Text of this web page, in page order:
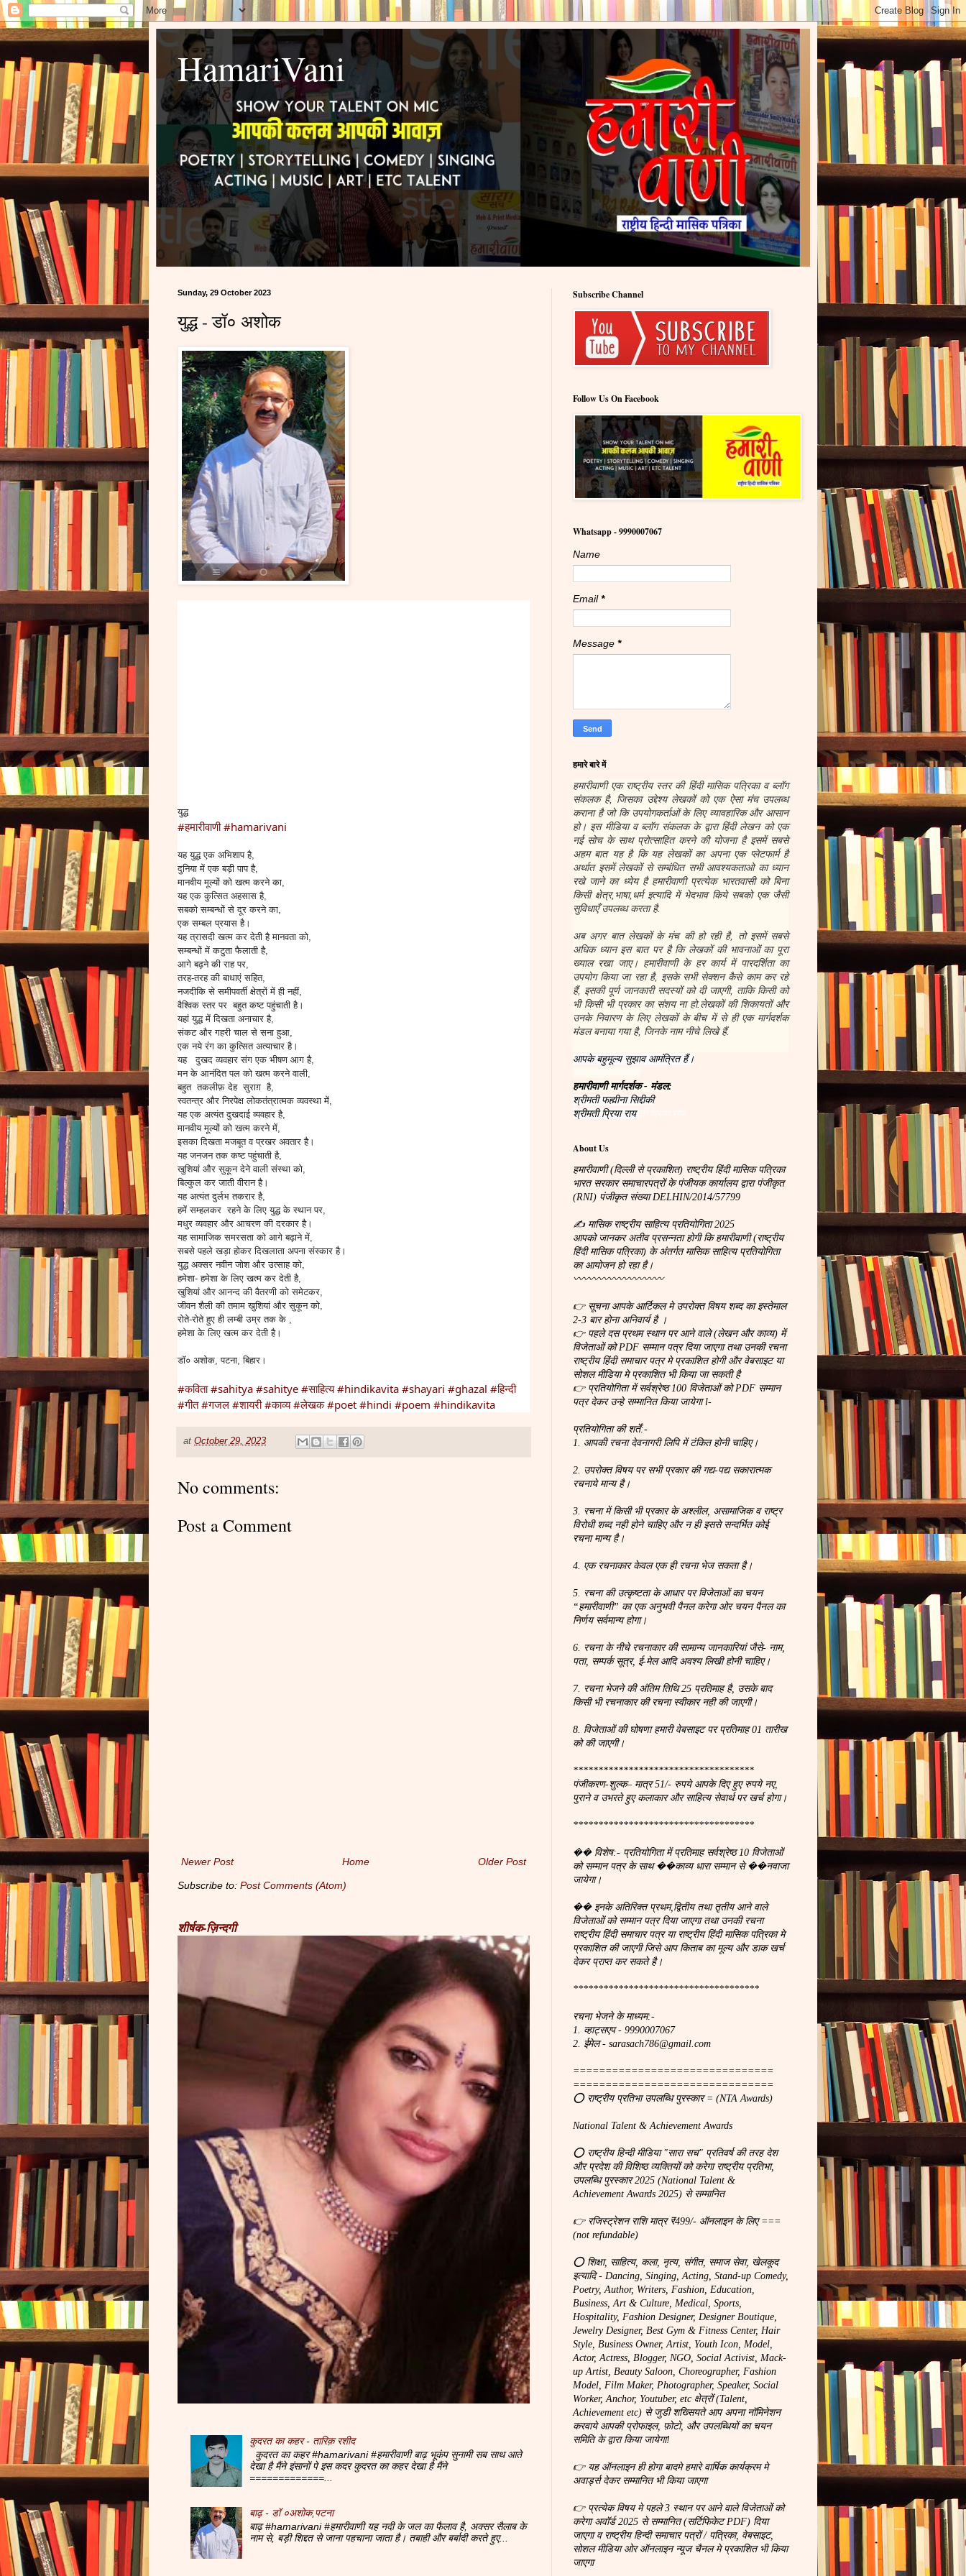
HamariVani
Sunday, 29 October 2023
युद्ध - डॉ० अशोक
युद्ध
#हमारीवाणी #hamarivani
यह युद्ध एक अभिशाप है,
दुनिया में एक बड़ी पाप है,
मानवीय मूल्यों को खत्म करने का,
यह एक कुत्सित अहसास है,
सबको सम्बन्धों से दूर करने का,
एक सम्बल प्रयास है।
यह त्रासदी खत्म कर देती है मानवता को,
सम्बन्धों में कटुता फैलाती है,
आगे बढ़ने की राह पर,
तरह-तरह की बाधाएं सहित,
नजदीकि से समीपवर्ती क्षेत्रों में ही नहीं,
वैश्विक स्तर पर बहुत कष्ट पहुंचाती है।
यहां युद्ध में दिखता अनाचार है,
संकट और गहरी चाल से सना हुआ,
एक नये रंग का कुत्सित अत्याचार है।
यह दुखद व्यवहार संग एक भीषण आग है,
मन के आनंदित पल को खत्म करने वाली,
बहुत तकलीफ़ देह सुराग़ है,
स्वतन्त्र और निरपेक्ष लोकतंत्रात्मक व्यवस्था में,
यह एक अत्यंत दुखदाई व्यवहार है,
मानवीय मूल्यों को खत्म करने में,
इसका दिखता मजबूत व प्रखर अवतार है।
यह जनजन तक कष्ट पहुंचाती है,
खुशियां और सुकून देने वाली संस्था को,
बिल्कुल कर जाती वीरान है।
यह अत्यंत दुर्लभ तकरार है,
हमें सम्हलकर रहने के लिए युद्ध के स्थान पर,
मधुर व्यवहार और आचरण की दरकार है।
यह सामाजिक समरसता को आगे बढ़ाने में,
सबसे पहले खड़ा होकर दिखलाता अपना संस्कार है।
युद्ध अक्सर नवीन जोश और उत्साह को,
हमेशा- हमेशा के लिए खत्म कर देती है,
खुशियां और आनन्द की वैतरणी को समेटकर,
जीवन शैली की तमाम खुशियां और सुकून को,
रोते-रोते हुए ही लम्बी उम्र तक के ,
हमेशा के लिए खत्म कर देती है।
डॉ० अशोक, पटना, बिहार।
#कविता #sahitya #sahitye #साहित्य #hindikavita #shayari #ghazal #हिन्दी
#गीत #गजल #शायरी #काव्य #लेखक #poet #hindi #poem #hindikavita
at October 29, 2023
No comments:
Post a Comment
Newer Post Older Post
Home
Subscribe to: Post Comments (Atom)
शीर्षक-ज़िन्दगी
कुदरत का कहर - तारिक़ रशीद
कुदरत का कहर #hamarivani #हमारीवाणी बाढ़ भूकंप सुनामी सब साथ आते
देखा है मैंने इंसानों पे इस कदर कुदरत का कहर देखा है मैंने
=============...
बाढ़ - डॉ ०अशोक,पटना
बाढ़ #hamarivani #हमारीवाणी यह नदी के जल का फैलाव है, अक्सर सैलाब के
नाम से, बड़ी शिद्दत से जाना पहचाना जाता है। तबाही और बर्बादी करते हुए...
Subscribe Channel
Follow Us On Facebook
Whatsapp - 9990007067
Name
Email*
Message *
हमारे बारे में
हमारीवाणी एक राष्ट्रीय स्तर की हिंदी मासिक पत्रिका व ब्लॉग
संकलक है, जिसका उद्देश्य लेखकों को एक ऐसा मंच उपलब्ध
कराना है जो कि उपयोगकर्ताओं के लिए व्यावहारिक और आसान
हो। इस मीडिया व ब्लॉग संकलक के द्वारा हिंदी लेखन को एक
नई सोच के साथ प्रोत्साहित करने की योजना है इसमें सबसे
अहम बात यह है कि यह लेखकों का अपना एक प्लेटफार्म है
अर्थात इसमें लेखकों से सम्बंधित सभी आवश्यकताओ का ध्यान
रखे जाने का ध्येय है हमारीवाणी प्रत्येक भारतवासी को बिना
किसी क्षेत्र,भाषा,धर्म इत्यादि में भेदभाव किये सबको एक जैसी
सुविधाएँ उपलब्ध करता है.
अब अगर बात लेखकों के मंच की हो रही है, तो इसमें सबसे
अधिक ध्यान इस बात पर है कि लेखकों की भावनाओं का पूरा
ख्याल रखा जाए। हमारीवाणी के हर कार्य में पारदर्शिता का
उपयोग किया जा रहा है, इसके सभी सेक्शन कैसे काम कर रहे
हैं, इसकी पूर्ण जानकारी सदस्यों को दी जाएगी, ताकि किसी को
भी किसी भी प्रकार का संशय ना हो.लेखकों की शिकायतों और
उनके निवारण के लिए लेखकों के बीच में से ही एक मार्गदर्शक
मंडल बनाया गया है, जिनके नाम नीचे लिखे हैं.
आपके बहुमूल्य सुझाव आमंत्रित हैं।
हमारीवाणी मार्गदर्शक - मंडल:
श्रीमती फह्मीना सिद्दीकी
श्रीमती प्रिया राय
About Us
हमारीवाणी (दिल्ली से प्रकाशित) राष्ट्रीय हिंदी मासिक पत्रिका
भारत सरकार समाचारपत्रों के पंजीयक कार्यालय द्वारा पंजीकृत
(RNI) पंजीकृत संख्या DELHIN/2014/57799
✍ मासिक राष्ट्रीय साहित्य प्रतियोगिता 2025
आपको जानकर अतीव प्रसन्नता होगी कि हमारीवाणी (राष्ट्रीय
हिंदी मासिक पत्रिका) के अंतर्गत मासिक साहित्य प्रतियोगिता
का आयोजन हो रहा है।
〰〰〰〰〰〰〰〰〰
👉 सूचना आपके आर्टिकल मे उपरोक्त विषय शब्द का इस्तेमाल
2-3 बार होना अनिवार्य है ।
👉 पहले दस प्रथम स्थान पर आने वाले (लेखन और काव्य) में
विजेताओं को PDF सम्मान पत्र दिया जाएगा तथा उनकी रचना
राष्ट्रीय हिंदी समाचार पत्र मे प्रकाशित होगी और वेबसाइट या
सोशल मीडिया मे प्रकाशित भी किया जा सकती है
👉 प्रतियोगिता में सर्वश्रेष्ठ 100 विजेताओं को PDF सम्मान
पत्र देकर उन्हे सम्मानित किया जायेगा l-
प्रतियोगिता की शर्तें:-
1. आपकी रचना देवनागरी लिपि में टंकित होनी चाहिए।
2. उपरोक्त विषय पर सभी प्रकार की गद्य-पद्य सकारात्मक
रचनाये मान्य है।
3. रचना में किसी भी प्रकार के अश्लील, असामाजिक व राष्ट्र
विरोधी शब्द नही होने चाहिए और न ही इससे सन्दर्भित कोई
रचना मान्य है।
4. एक रचनाकार केवल एक ही रचना भेज सकता है।
5. रचना की उत्कृष्टता के आधार पर विजेताओं का चयन
“हमारीवाणी” का एक अनुभवी पैनल करेगा ओर चयन पैनल का
निर्णय सर्वमान्य होगा।
6. रचना के नीचे रचनाकार की सामान्य जानकारियां जैसे- नाम,
पता, सम्पर्क सूत्र, ई-मेल आदि अवश्य लिखी होनी चाहिए।
7. रचना भेजने की अंतिम तिथि 25 प्रतिमाह है, उसके बाद
किसी भी रचनाकार की रचना स्वीकार नही की जाएगी।
8. विजेताओं की घोषणा हमारी वेबसाइट पर प्रतिमाह 01 तारीख
को की जाएगी।
************************************
पंजीकरण-शुल्क– मात्र 51/- रुपये आपके दिए हुए रुपये नए,
पुराने व उभरते हुए कलाकार और साहित्य सेवार्थ पर खर्च होगा।
************************************
�� विशेष:- प्रतियोगिता में प्रतिमाह सर्वश्रेष्ठ 10 विजेताओं
को सम्मान पत्र के साथ ��काव्य धारा सम्मान से ��नवाजा
जायेगा।
�� इनके अतिरिक्त प्रथम,द्वितीय तथा तृतीय आने वाले
विजेताओं को सम्मान पत्र दिया जाएगा तथा उनकी रचना
राष्ट्रीय हिंदी समाचार पत्र या राष्ट्रीय हिंदी मासिक पत्रिका मे
प्रकाशित की जाएगी जिसे आप किताब का मूल्य और डाक खर्च
देकर प्राप्त कर सकते है।
*************************************
रचना भेजने के माध्यम:-
1. व्हाट्सएप - 9990007067
2. ईमेल - sarasach786@gmail.com
===============================
===============================
⭕ राष्ट्रीय प्रतिभा उपलब्धि पुरस्कार = (NTA Awards)
National Talent & Achievement Awards
⭕ राष्ट्रीय हिन्दी मीडिया "सारा सच" प्रतिवर्ष की तरह देश
और प्रदेश की विशिष्ठ व्यक्तियों को करेगा राष्ट्रीय प्रतिभा,
उपलब्धि पुरस्कार 2025 (National Talent &
Achievement Awards 2025) से सम्मानित
👉 रजिस्ट्रेशन राशि मात्र ₹499/- ऑनलाइन के लिए ===
(not refundable)
⭕ शिक्षा, साहित्य, कला, नृत्य, संगीत, समाज सेवा, खेलकूद
इत्यादि - Dancing, Singing, Acting, Stand-up Comedy,
Poetry, Author, Writers, Fashion, Education,
Business, Art & Culture, Medical, Sports,
Hospitality, Fashion Designer, Designer Boutique,
Jewelry Designer, Best Gym & Fitness Center, Hair
Style, Business Owner, Artist, Youth Icon, Model,
Actor, Actress, Blogger, NGO, Social Activist, Mack-
up Artist, Beauty Saloon, Choreographer, Fashion
Model, Film Maker, Photographer, Speaker, Social
Worker, Anchor, Youtuber, etc क्षेत्रों (Talent,
Achievement etc) से जुडी शख्सियते आप अपना नॉमिनेशन
करवाये आपकी प्रोफाइल, फ़ोटो, और उपलब्धियों का चयन
समिति के द्वारा किया जायेगा!
👉 यह ऑनलाइन ही होगा बादमे हमारे वार्षिक कार्यक्रम मे
अवार्ड्स देकर सम्मानित भी किया जाएगा
👉 प्रत्येक विषय मे पहले 3 स्थान पर आने वाले विजेताओं को
करेगा अवॉर्ड 2025 से सम्मानित (सर्टिफिकेट PDF) दिया
जाएगा व राष्ट्रीय हिन्दी समाचार पत्रों / पत्रिका, वेबसाइट,
सोशल मीडिया ओर ऑनलाइन न्यूज चैनल मे प्रकाशित भी किया
जाएगा